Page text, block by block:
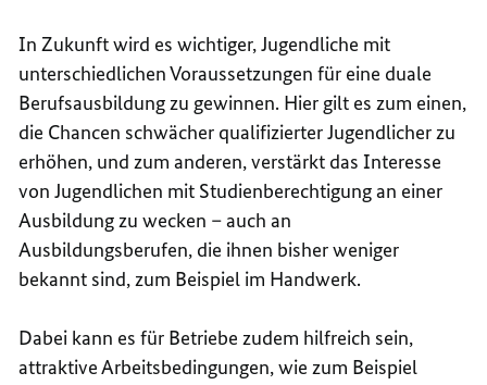
In Zukunft wird es wichtiger, Jugendliche mit
unterschiedlichen Voraussetzungen für eine duale
Berufsausbildung zu gewinnen. Hier gilt es zum einen,
die Chancen schwächer qualifizierter Jugendlicher zu
erhöhen, und zum anderen, verstärkt das Interesse
von Jugendlichen mit Studienberechtigung an einer
Ausbildung zu wecken – auch an
Ausbildungsberufen, die ihnen bisher weniger
bekannt sind, zum Beispiel im Handwerk.
Dabei kann es für Betriebe zudem hilfreich sein,
attraktive Arbeitsbedingungen, wie zum Beispiel